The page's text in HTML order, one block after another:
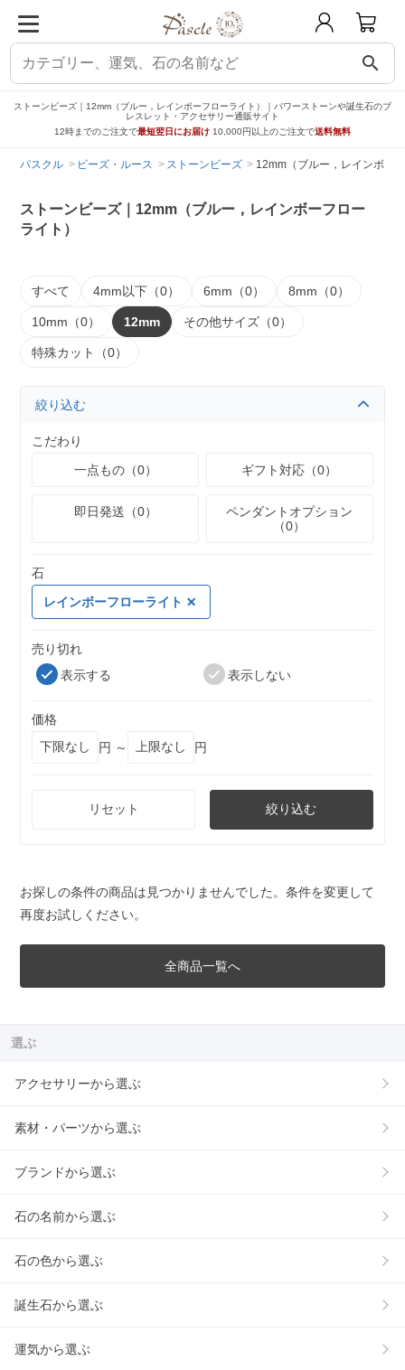
search
ストーンビーズ｜12mm（ブルー，レインボーフローライト）｜パワーストーンや誕生石のブ
レスレット・アクセサリー通販サイト
12時までのご注文で最短翌日にお届け 10,000円以上のご注文で送料無料
パスクル ビーズ・ルース ストーンビーズ 12mm（ブルー，レインボー
ストーンビーズ｜12mm（ブルー，レインボーフロー
ライト）
すべて 4mm以下（0） 6mm（0） 8mm（0）
10mm（0） 12mm その他サイズ（0）
特殊カット（0）
絞り込む
こだわり
一点もの（0）
ギフト対応（0）
即日発送（0）
ペンダントオプション
（0）
石
レインボーフローライト
売り切れ
表示する
表示しない
価格
円 ～
円
リセット 絞り込む
お探しの条件の商品は見つかりませんでした。条件を変更して
再度お試しください。
全商品一覧へ
選ぶ
アクセサリーから選ぶ
素材・パーツから選ぶ
ブランドから選ぶ
石の名前から選ぶ
石の色から選ぶ
誕生石から選ぶ
運気から選ぶ